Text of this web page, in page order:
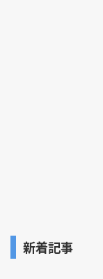
新着記事